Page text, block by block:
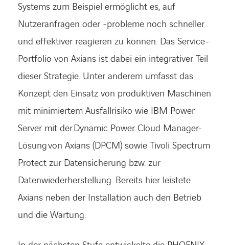
Systems zum Beispiel ermöglicht es, auf
Nutzeranfragen oder -probleme noch schneller
und effektiver reagieren zu können. Das Service-
Portfolio von Axians ist dabei ein integrativer Teil
dieser Strategie. Unter anderem umfasst das
Konzept den Einsatz von produktiven Maschinen
mit minimiertem Ausfallrisiko wie IBM Power
Server mit der Dynamic Power Cloud Manager-
Lösung von Axians (DPCM) sowie Tivoli Spectrum
Protect zur Datensicherung bzw. zur
Datenwiederherstellung. Bereits hier leistete
Axians neben der Installation auch den Betrieb
und die Wartung.